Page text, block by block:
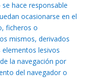
se hace responsable
ocasionarse en el
ficheros o
mismos, derivados
lesivos
la navegación por
del navegador o